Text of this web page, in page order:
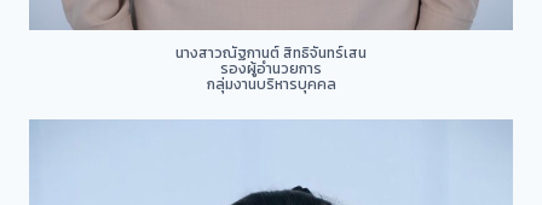
นางสาวณัฐกานต์ สิทธิจันทร์เสน
รองผู้อำนวยการ
กลุ่มงานบริหารบุคคล